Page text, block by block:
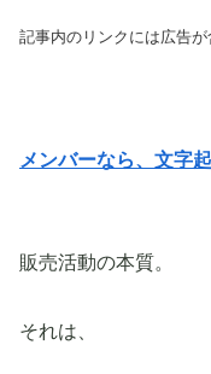
記事内のリンクには広告
メンバーなら、文字
販売活動の本質。
それは、